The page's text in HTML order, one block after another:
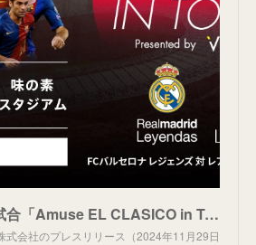
イニエスタ 引退試合「Amuse EL CLASICO in Tokyopresented by VITAS」Hulu独占ライブ＆見逃し配信決定！
式会社のプレスリリース（2024年11月29日